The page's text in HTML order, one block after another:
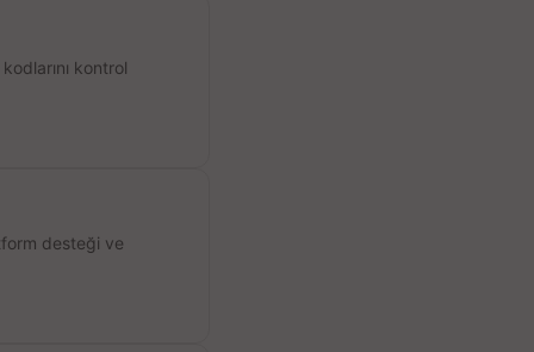
kontrol
desteği ve